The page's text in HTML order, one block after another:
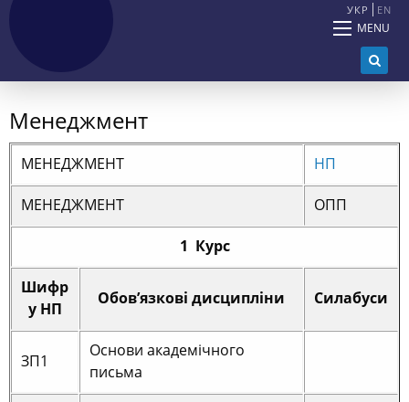
УКР EN
MENU
Менеджмент
МЕНЕДЖМЕНТ НП
МЕНЕДЖМЕНТ ОПП
1 Курс
Шифр
у НП
Обов’язкові дисципліни Силабуси
ЗП1
Основи академічного
письма